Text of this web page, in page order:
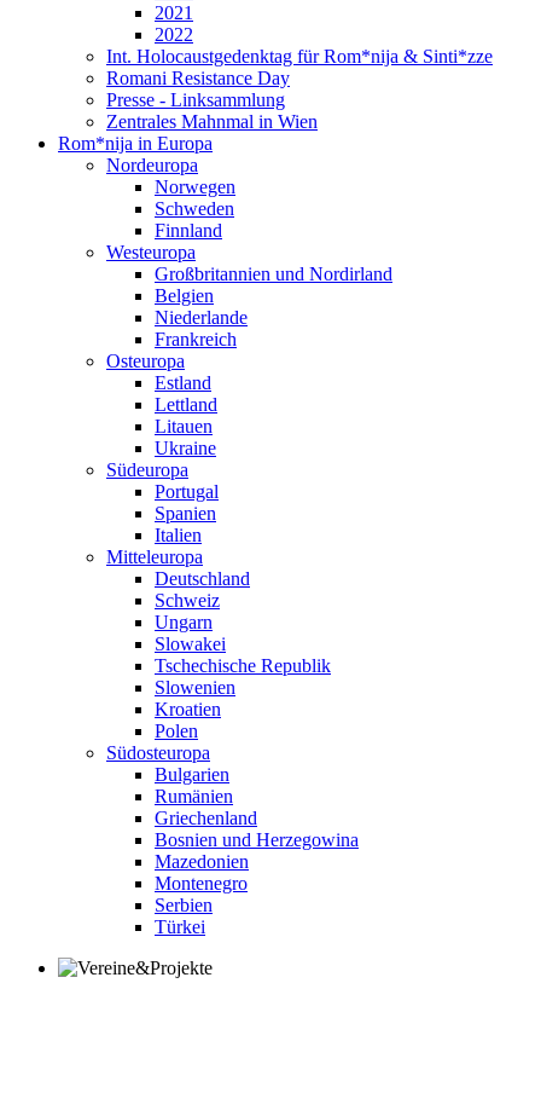
2021
2022
Int. Holocaustgedenktag für Rom*nija & Sinti*zze
Romani Resistance Day
Presse - Linksammlung
Zentrales Mahnmal in Wien
Rom*nija in Europa
Nordeuropa
Norwegen
Schweden
Finnland
Westeuropa
Großbritannien und Nordirland
Belgien
Niederlande
Frankreich
Osteuropa
Estland
Lettland
Litauen
Ukraine
Südeuropa
Portugal
Spanien
Italien
Mitteleuropa
Deutschland
Schweiz
Ungarn
Slowakei
Tschechische Republik
Slowenien
Kroatien
Polen
Südosteuropa
Bulgarien
Rumänien
Griechenland
Bosnien und Herzegowina
Mazedonien
Montenegro
Serbien
Türkei